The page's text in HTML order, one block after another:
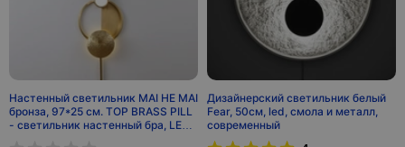
Настенный светильник MAI HE MAI
бронза, 97*25 см. TOP BRASS PILL
- cветильник настенный бра, LED,
Дизайнерский светильник белый
Fear, 50см, led, смола и металл,
современный